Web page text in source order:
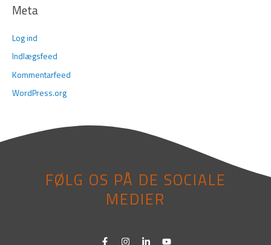
Meta
Log ind
Indlægsfeed
Kommentarfeed
WordPress.org
FØLG OS PÅ DE SOCIALE
MEDIER
F I L Y